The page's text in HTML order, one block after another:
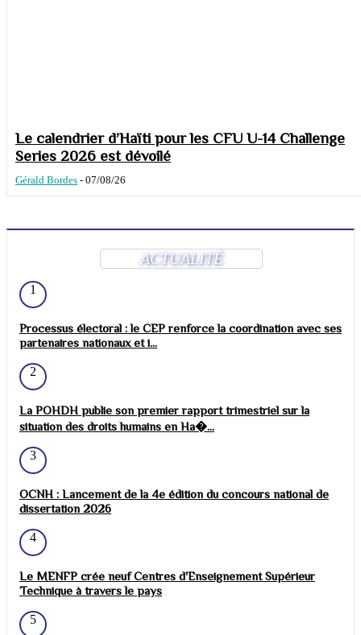
Le calendrier d’Haïti pour les CFU U-14 Challenge
Series 2026 est dévoilé
Gérald Bordes - 07/08/26
ACTUALITÉ
1
Processus électoral : le CEP renforce la coordination avec ses
partenaires nationaux et i...
2
La POHDH publie son premier rapport trimestriel sur la
situation des droits humains en Ha�...
3
OCNH : Lancement de la 4e édition du concours national de
dissertation 2026
4
Le MENFP crée neuf Centres d'Enseignement Supérieur
Technique à travers le pays
5